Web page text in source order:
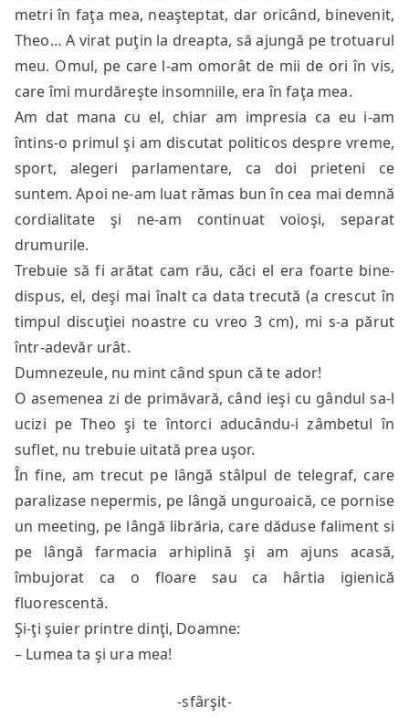
metri în faţa mea, neaşteptat, dar oricând, binevenit,
Theo… A virat puţin la dreapta, să ajungă pe trotuarul
meu. Omul, pe care l-am omorât de mii de ori în vis,
care îmi murdăreşte insomniile, era în faţa mea.
Am dat mana cu el, chiar am impresia ca eu i-am
întins-o primul şi am discutat politicos despre vreme,
sport, alegeri parlamentare, ca doi prieteni ce
suntem. Apoi ne-am luat rămas bun în cea mai demnă
cordialitate şi ne-am continuat voioşi, separat
drumurile.
Trebuie să fi arătat cam rău, căci el era foarte bine-
dispus, el, deşi mai înalt ca data trecută (a crescut în
timpul discuţiei noastre cu vreo 3 cm), mi s-a părut
într-adevăr urât.
Dumnezeule, nu mint când spun că te ador!
O asemenea zi de primăvară, când ieşi cu gândul sa-l
ucizi pe Theo şi te întorci aducându-i zâmbetul în
suflet, nu trebuie uitată prea uşor.
În fine, am trecut pe lângă stâlpul de telegraf, care
paralizase nepermis, pe lângă unguroaică, ce pornise
un meeting, pe lângă librăria, care dăduse faliment si
pe lângă farmacia arhiplină şi am ajuns acasă,
îmbujorat ca o floare sau ca hârtia igienică
fluorescentă.
Şi-ţi şuier printre dinţi, Doamne:
– Lumea ta şi ura mea!
-sfârşit-